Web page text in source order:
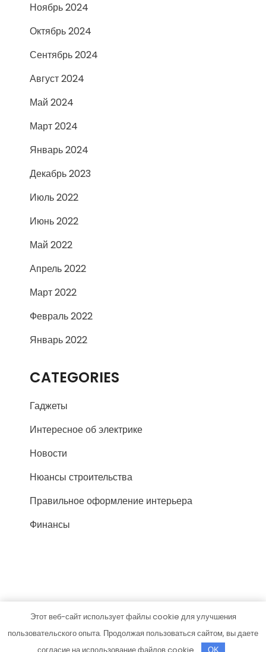
Ноябрь 2024
Октябрь 2024
Сентябрь 2024
Август 2024
Май 2024
Март 2024
Январь 2024
Декабрь 2023
Июль 2022
Июнь 2022
Май 2022
Апрель 2022
Март 2022
Февраль 2022
Январь 2022
CATEGORIES
Гаджеты
Интересное об электрике
Новости
Нюансы строительства
Правильное оформление интерьера
Финансы
silasvai.ru
Тема от Grace Themes
Этот веб-сайт использует файлы cookie для улучшения
пользовательского опыта. Продолжая пользоваться сайтом, вы даете
OK